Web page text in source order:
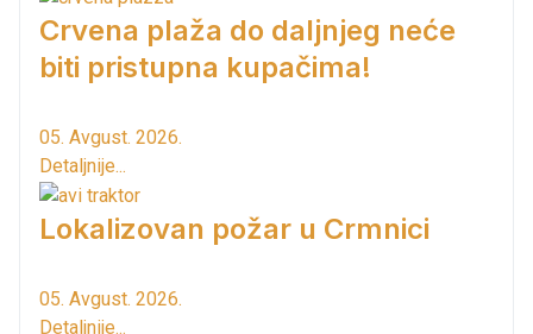
Crvena plaža do daljnjeg neće
biti pristupna kupačima!
05. Avgust. 2026.
Detaljnije...
Lokalizovan požar u Crmnici
05. Avgust. 2026.
Detaljnije...